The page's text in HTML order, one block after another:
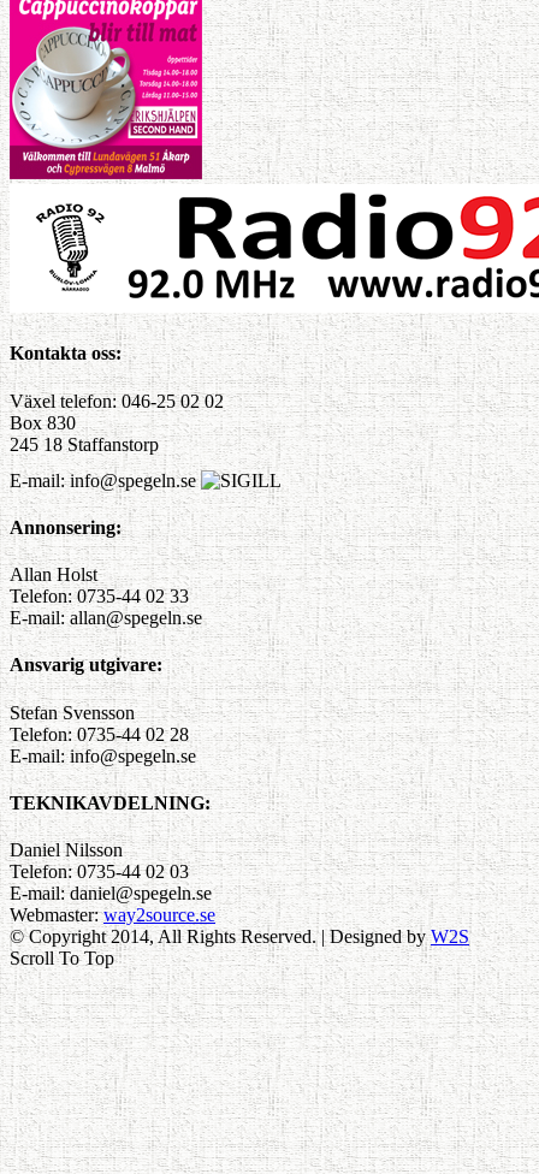
Kontakta oss:
Växel telefon: 046-25 02 02
Box 830
245 18 Staffanstorp
E-mail: info@spegeln.se
Annonsering:
Allan Holst
Telefon: 0735-44 02 33
E-mail: allan@spegeln.se
Ansvarig utgivare:
Stefan Svensson
Telefon: 0735-44 02 28
E-mail: info@spegeln.se
TEKNIKAVDELNING:
Daniel Nilsson
Telefon: 0735-44 02 03
E-mail: daniel@spegeln.se
Webmaster:way2source.se
© Copyright 2014, All Rights Reserved. | Designed byW2S
Scroll To Top